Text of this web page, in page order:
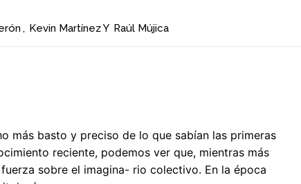
, Kevin MartínezY Raúl Mújica
más basto y preciso de lo que sabían las primeras
reciente, podemos ver que, mientras más
sobre el imagina- rio colectivo. En la época